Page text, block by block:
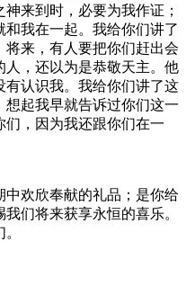
来到时，必要为我作证；
我在一起。我给你们讲了
来，有人要把你们赶出会
，还以为是恭敬天主。他
认识我。我给你们讲了这
起我早就告诉过你们这一
，因为我还跟你们在一
中欢欣奉献的礼品；是你给
们将来获享永恒的喜乐。